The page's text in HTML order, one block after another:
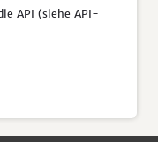
API (siehe API-